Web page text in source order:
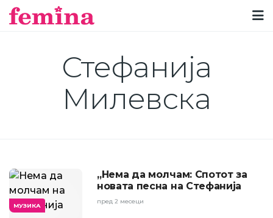
Стефанија
Милевска
МУЗИКА
„Нема да молчам: Спотот за
новата песна на Стефанија
пред 2 месеци